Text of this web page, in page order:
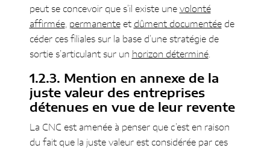
peut se concevoir que s’il existe une volonté
affirmée, permanenteet dûment documentéede
céder ces filiales sur la base d’une stratégie de
sortie s’articulant sur un horizon déterminé.
Mention en annexe de la
juste valeur des entreprises
détenues en vue de leur revente
La CNC est amenée à penser que c’est en raison
du fait que la juste valeur est considérée par ces